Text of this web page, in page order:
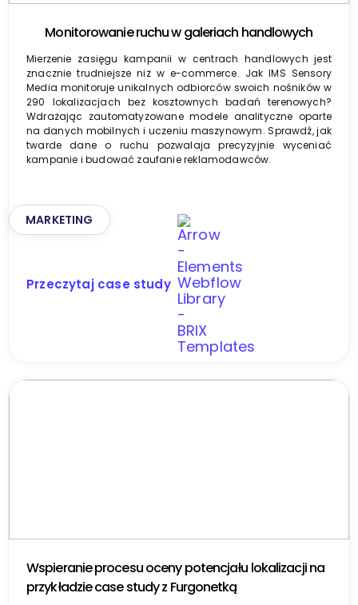
Monitorowanie ruchu w galeriach handlowych
Mierzenie zasięgu kampanii w centrach handlowych jest
znacznie trudniejsze niż w e-commerce. Jak IMS Sensory
Media monitoruje unikalnych odbiorców swoich nośników w
290 lokalizacjach bez kosztownych badań terenowych?
Wdrażając zautomatyzowane modele analityczne oparte
na danych mobilnych i uczeniu maszynowym. Sprawdź, jak
twarde dane o ruchu pozwalaja precyzyjnie wyceniać
kampanie i budować zaufanie reklamodawców.
MARKETING
Przeczytaj case study
Wspieranie procesu oceny potencjału lokalizacji na
przykładzie case study z Furgonetką